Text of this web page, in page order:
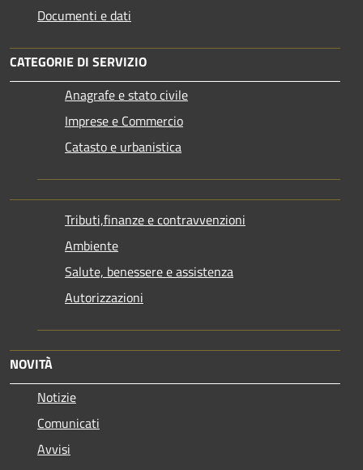
Documenti e dati
CATEGORIE DI SERVIZIO
Anagrafe e stato civile
Imprese e Commercio
Catasto e urbanistica
Tributi,finanze e contravvenzioni
Ambiente
Salute, benessere e assistenza
Autorizzazioni
NOVITÀ
Notizie
Comunicati
Avvisi